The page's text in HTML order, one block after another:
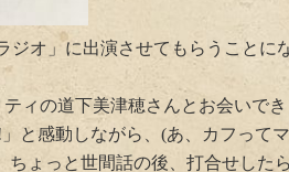
オ」に出演させてもらうことに
ィの道下美津穂さんとお会いで
と感動しながら、(あ、カフって
ょっと世間話の後、打合せした